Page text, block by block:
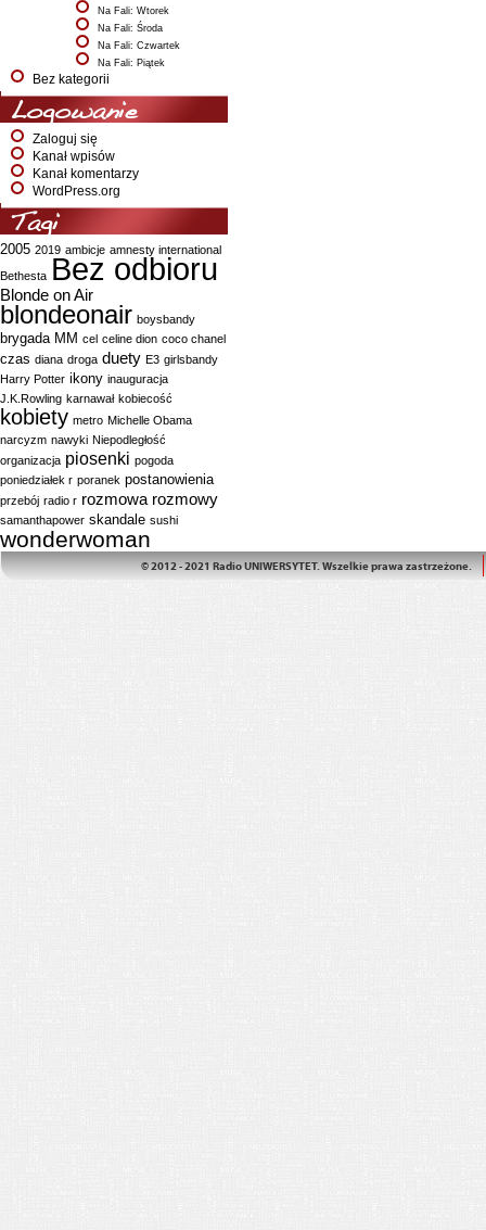
Na Fali: Wtorek
Na Fali: Środa
Na Fali: Czwartek
Na Fali: Piątek
Bez kategorii
Logowanie
Zaloguj się
Kanał wpisów
Kanał komentarzy
WordPress.org
Tagi
2005 2019 ambicje amnesty international
Bethesta Bez odbioru
Blonde on Air
blondeonair boysbandy
brygada MM cel celine dion coco chanel
czas diana droga duety E3 girlsbandy
Harry Potter ikony inauguracja
J.K.Rowling karnawał kobiecość
kobiety metro Michelle Obama
narcyzm nawyki Niepodległość
organizacja piosenki pogoda
poniedziałek r poranek postanowienia
przebój radio r rozmowa rozmowy
samanthapower skandale sushi
wonderwoman
© 2012 - 2021 Radio UNIWERSYTET. Wszelkie prawa zastrzeżone.